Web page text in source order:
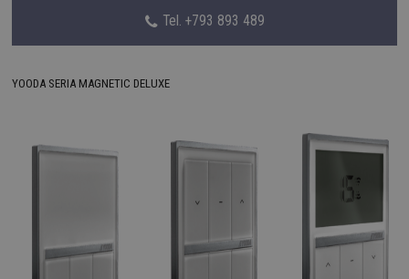
Tel. +793 893 489
YOODA SERIA MAGNETIC DELUXE